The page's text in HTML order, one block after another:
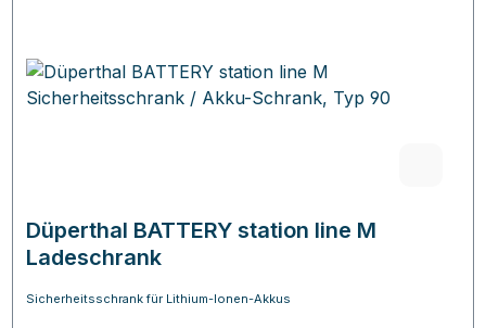
Düperthal BATTERY station line M
Ladeschrank
Sicherheitsschrank für Lithium-Ionen-Akkus